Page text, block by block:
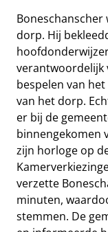
Boneschanscher
dorp. Hij
verantwoordelijk
bespelen van
van het dorp.
er bij de
binnengekomen
zijn horloge op
verzette
minuten,
stemmen. De